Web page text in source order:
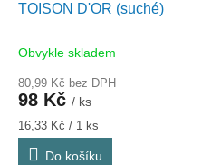
TOISON D'OR (suché)
Obvykle skladem
80,99 Kč bez DPH
98 Kč / ks
Měrná
cena:
16,33 Kč / 1 ks
Do košíku